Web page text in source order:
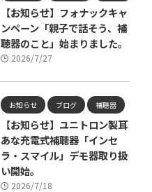
【お知らせ】フォナックキャ
ンペーン「親子で話そう、補
聴器のこと」始まりました。
2026/7/27
お知らせ ブログ 補聴器
【お知らせ】ユニトロン製耳
あな充電式補聴器「インセ
ラ・スマイル」デモ器取り扱
い開始。
2026/7/18